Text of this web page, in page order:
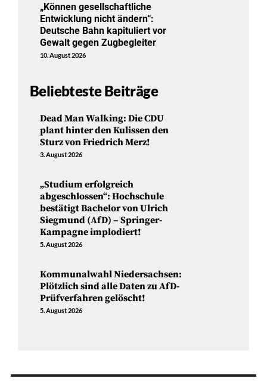
„Können gesellschaftliche
Entwicklung nicht ändern“:
Deutsche Bahn kapituliert vor
Gewalt gegen Zugbegleiter
10. August 2026
Beliebteste Beiträge
Dead Man Walking: Die CDU
plant hinter den Kulissen den
Sturz von Friedrich Merz!
3. August 2026
„Studium erfolgreich
abgeschlossen“: Hochschule
bestätigt Bachelor von Ulrich
Siegmund (AfD) – Springer-
Kampagne implodiert!
5. August 2026
Kommunalwahl Niedersachsen:
Plötzlich sind alle Daten zu AfD-
Prüfverfahren gelöscht!
5. August 2026